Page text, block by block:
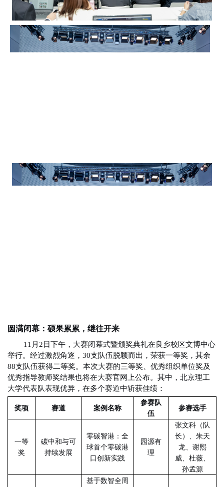
圆满闭幕：硕果累累，继往开来
11月2日下午，大赛闭幕式暨颁奖典礼在良乡校区文博中心
举行。经过激烈角逐，30支队伍脱颖而出，荣获一等奖，其余
88支队伍获得二等奖。本次大赛的三等奖、优秀组织单位奖及
优秀指导教师奖结果也将在大赛官网上公布。其中，北京理工
大学代表队表现优异，在多个赛道中斩获佳绩：
奖项 赛道 案例名称
参赛队
伍
参赛选手
一等
奖
碳中和与可
持续发展
零碳智港：全
球首个零碳港
口创新实践
园源有
理
张文科（队
长）、朱天
龙、谢熙
威、杜薇、
孙孟源
基于数智全周